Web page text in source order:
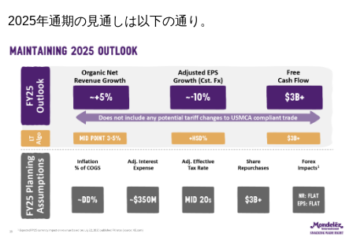
2025年通期の見通しは以下の通り。